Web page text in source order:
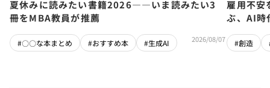
夏休みに読みたい書籍2026――いま読みたい3
冊をMBA教員が推薦
#〇〇な本まとめ #おすすめ本 #生成AI 2026/08/07
雇用不
ぶ、AI時
#創造